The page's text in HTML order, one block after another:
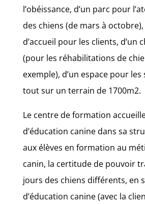
l’obéissance, d’un parc pour
des chiens (de mars à octobre),
d’accueil pour les clients, d’un
(pour les réhabilitations de
exemple), d’un espace pour
tout sur un terrain de 1700m2.
Le centre de formation
d’éducation canine dans sa
aux élèves en formation au
canin, la certitude de pouvoir
jours des chiens différents, en
d’éducation canine (avec la